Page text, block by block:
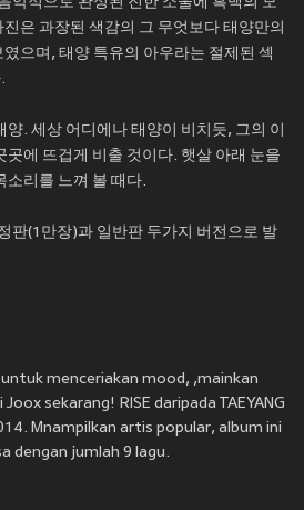
은 과장된 색감의 그 무엇보다 태양만의
으며, 태양 특유의 아우라는 절제된 섹
. 세상 어디에나 태양이 비치듯, 그의 이
곳에 뜨겁게 비출 것이다. 햇살 아래 눈을
소리를 느껴 볼 때다.
판(1만장)과 일반판 두가지 버전으로 발
menceriakan mood, ,mainkan
sekarang! RISE daripada TAEYANG
Mnampilkan artis popular, album ini
dengan jumlah 9 lagu.